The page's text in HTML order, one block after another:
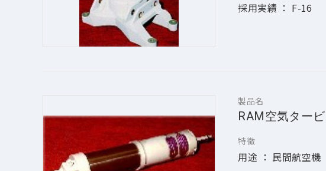
採用実績 ： F-16
製品名
RAM空気ター
特徴
用途 ： 民間航空機